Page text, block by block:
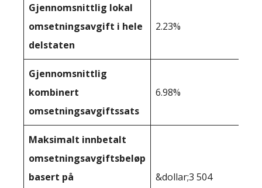
Gjennomsnittlig lokal
omsetningsavgift i hele
delstaten
2.23%
Gjennomsnittlig
kombinert
omsetningsavgiftssats
6.98%
Maksimalt innbetalt
omsetningsavgiftsbeløp
basert på
&dollar;3 504